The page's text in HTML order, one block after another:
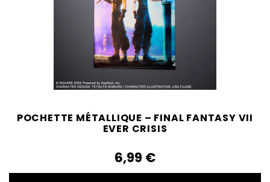
POCHETTE MÉTALLIQUE – FINAL FANTASY VII
EVER CRISIS
6,99‎ ‎€